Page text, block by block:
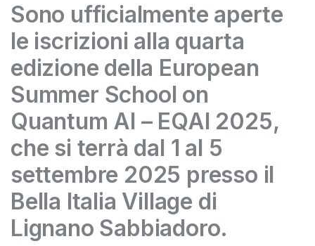
Sono ufficialmente aperte
le iscrizioni alla quarta
edizione della European
Summer School on
Quantum AI – EQAI 2025,
che si terrà dal 1 al 5
settembre 2025 presso il
Bella Italia Village di
Lignano Sabbiadoro.